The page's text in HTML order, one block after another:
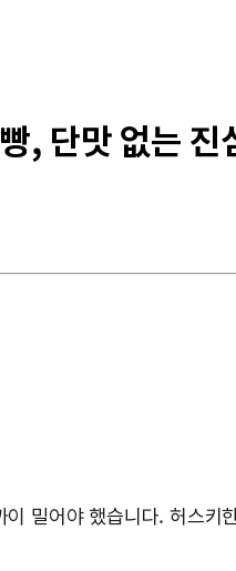
, 단맛 없는 진
밀어야 했습니다. 허스